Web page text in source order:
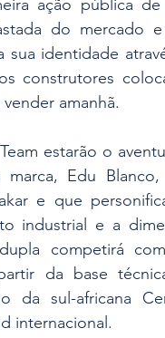
ação pública de
do mercado
sua identidade
construtores
amanhã.
estarão o
Edu Blanco,
e que
industrial e a
competirá
da sul-africana
internacional.